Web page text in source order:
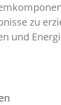
zu
und